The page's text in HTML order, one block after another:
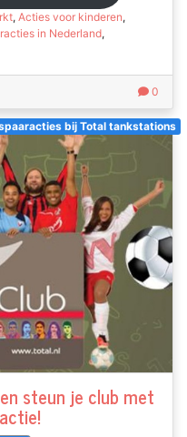
, Acties voor kinderen,
in Nederland,
0
bij Total tankstations
steun je club met